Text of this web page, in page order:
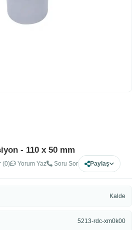
- 110 x 50 mm
(0) Yorum Yaz Soru Sor Paylaş
Kalde
5213-rdc-xm0k00